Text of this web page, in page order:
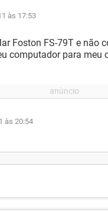
às 17:53
Foston FS-79T e não
computador para meu
às 20:54